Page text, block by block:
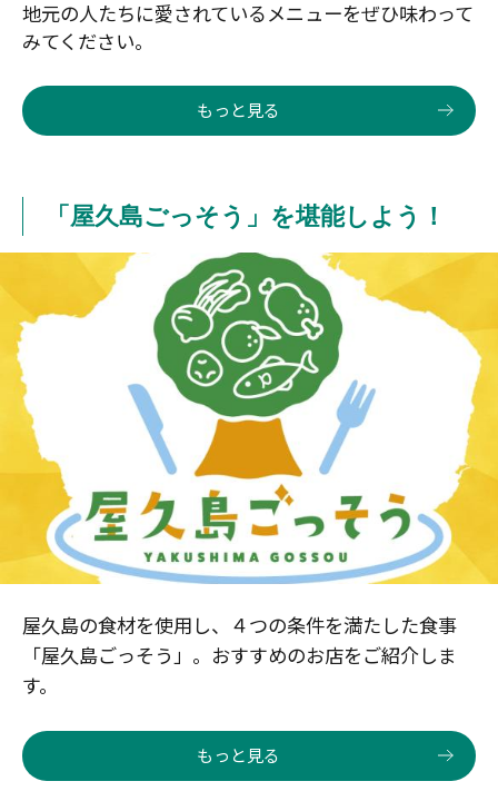
地元の人たちに愛されているメニューをぜひ味わって
みてください。
もっと見る
「屋久島ごっそう」を堪能しよう！
屋久島の食材を使用し、４つの条件を満たした食事
「屋久島ごっそう」。おすすめのお店をご紹介しま
す。
もっと見る